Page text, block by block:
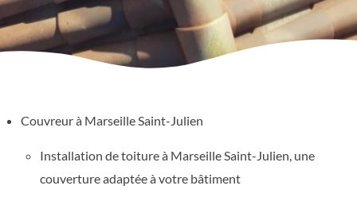
Couvreur à Marseille Saint-Julien
Installation de toiture à Marseille Saint-Julien, une
couverture adaptée à votre bâtiment